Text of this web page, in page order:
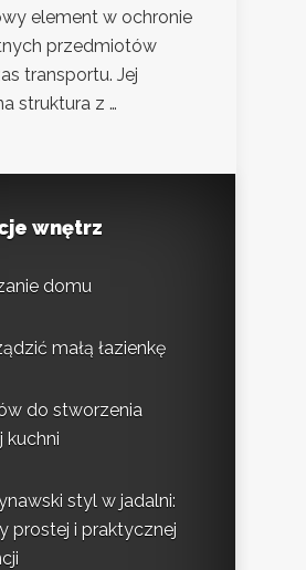
element w ochronie
przedmiotów
transportu. Jej
struktura z …
wnętrz
domu
małą łazienkę
do stworzenia
kuchni
styl w jadalni:
prostej i praktycznej